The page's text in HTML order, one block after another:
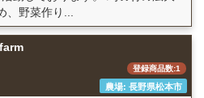
、野菜作り...
登録商品数:1
農場: 長野県松本市